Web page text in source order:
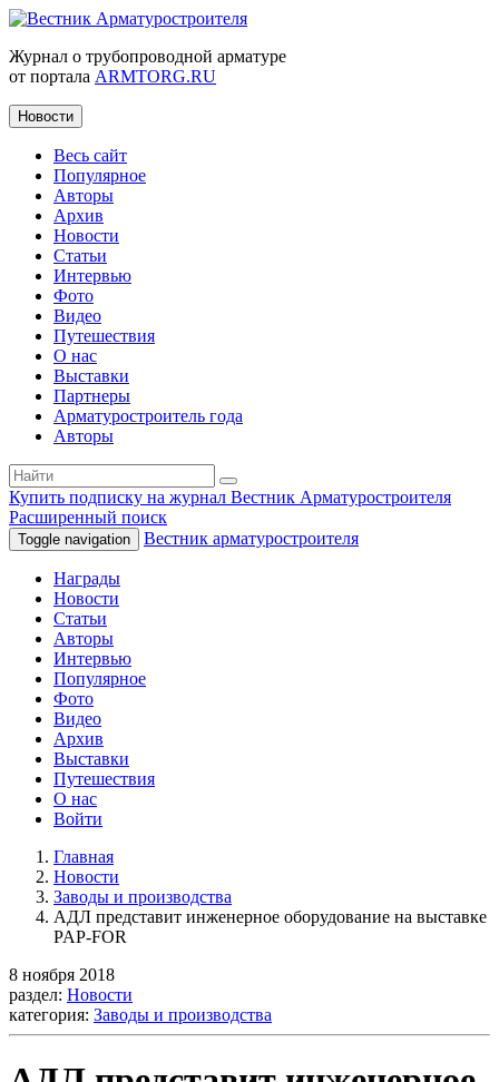
Журнал о трубопроводной арматуре
от портала ARMTORG.RU
Новости
Весь сайт
Популярное
Авторы
Архив
Новости
Статьи
Интервью
Фото
Видео
Путешествия
О нас
Выставки
Партнеры
Арматуростроитель года
Авторы
Купить подписку на журнал Вестник Арматуростроителя
Расширенный поиск
Toggle navigation Вестник арматуростроителя
Награды
Новости
Статьи
Авторы
Интервью
Популярное
Фото
Видео
Архив
Выставки
Путешествия
О нас
Войти
Главная
Новости
Заводы и производства
АДЛ представит инженерное оборудование на выставке
PAP-FOR
8 ноября 2018
раздел: Новости
категория: Заводы и производства